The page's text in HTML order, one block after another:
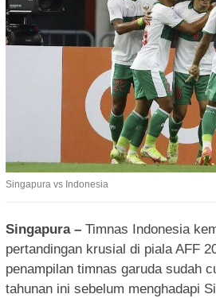
Singapura vs Indonesia
Singapura – Timnas Indonesia
pertandingan krusial di piala AFF
penampilan timnas garuda sudah
tahunan ini sebelum menghadapi